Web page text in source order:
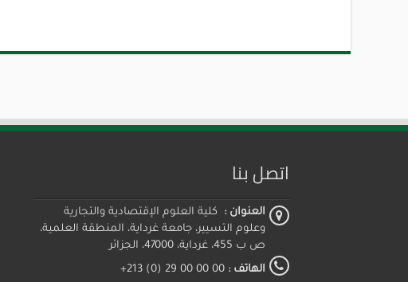
اتصل بنا
العنوان : كلية العلوم الإقتصادية والتجارية
وعلوم التسيير، جامعة غرداية، المنطقة العلمية،
ص ب 455، غرداية، 47000، الجزائر
الهاتف : 00 00 00 29 (0) 213+